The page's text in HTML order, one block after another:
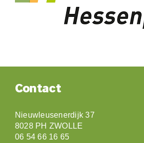
Contact
Nieuwleusenerdijk 37
8028 PH ZWOLLE
06 54 66 16 65